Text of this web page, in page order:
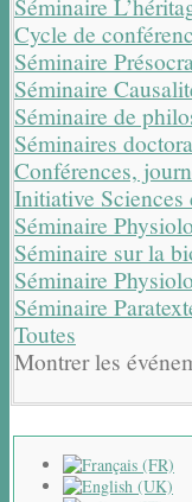
Cycle de
Séminaire
Séminaire
Séminaire de
Séminaires
Conférences,
Initiative
Séminaire
Séminaire sur la
Séminaire
Séminaire
Toutes
Montrer les